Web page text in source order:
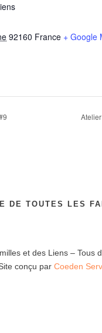
92160 France + Google
DE TOUTES LES
et des Liens – Tous
conçu par Coeden